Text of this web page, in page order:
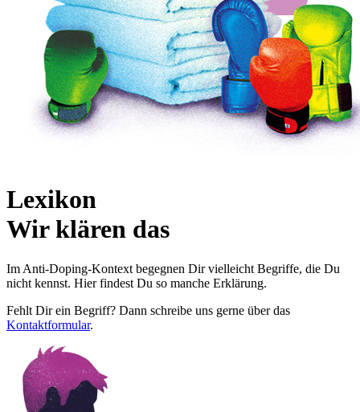
Lexikon
Wir klären das
Im Anti-Doping-Kontext begegnen Dir vielleicht Begriffe, die Du
nicht kennst. Hier findest Du so manche Erklärung.
Fehlt Dir ein Begriff? Dann schreibe uns gerne über das
Kontaktformular.